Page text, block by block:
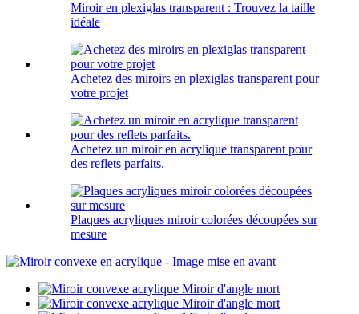
Miroir en plexiglas transparent : Trouvez la taille
idéale
Achetez des miroirs en plexiglas transparent pour
votre projet
Achetez un miroir en acrylique transparent pour
des reflets parfaits.
Plaques acryliques miroir colorées découpées sur
mesure